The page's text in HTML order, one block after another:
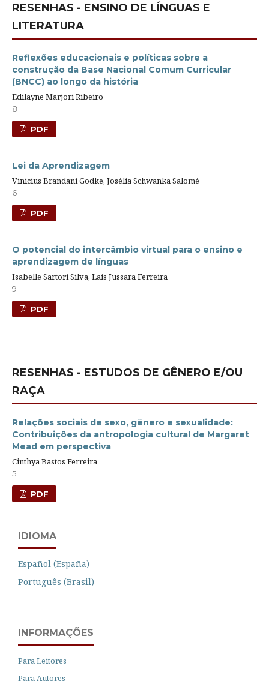
RESENHAS - ENSINO DE LÍNGUAS E
LITERATURA
Reflexões educacionais e políticas sobre a
construção da Base Nacional Comum Curricular
(BNCC) ao longo da história
Edilayne Marjori Ribeiro
8
PDF
Lei da Aprendizagem
Vinicius Brandani Godke, Josélia Schwanka Salomé
6
PDF
O potencial do intercâmbio virtual para o ensino e
aprendizagem de línguas
Isabelle Sartori Silva, Laís Jussara Ferreira
9
PDF
RESENHAS - ESTUDOS DE GÊNERO E/OU
RAÇA
Relações sociais de sexo, gênero e sexualidade:
Contribuições da antropologia cultural de Margaret
Mead em perspectiva
Cinthya Bastos Ferreira
5
PDF
IDIOMA
Español (España)
Português (Brasil)
INFORMAÇÕES
Para Leitores
Para Autores